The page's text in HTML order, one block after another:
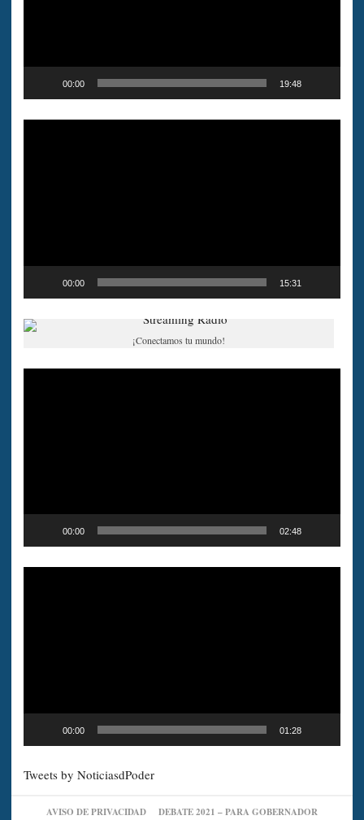
00:00 19:48
00:00 15:31
¡Conectamos tu mundo!
00:00 02:48
00:00 01:28
Tweets by NoticiasdPoder
AVISO DE PRIVACIDAD DEBATE 2021 – PARA GOBERNADOR